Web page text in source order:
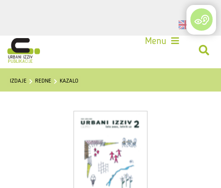
Login
Menu
IZDAJE REDNE KAZALO